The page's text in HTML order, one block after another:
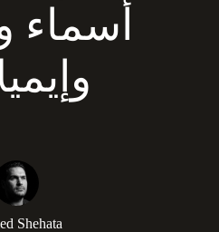
أسماء
Shehata